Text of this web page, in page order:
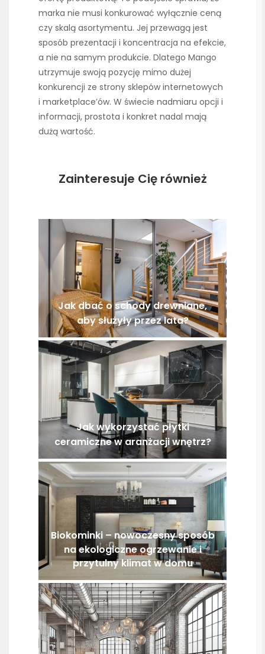
marka nie musi konkurować wyłącznie ceną
czy skalą asortymentu. Jej przewagą jest
sposób prezentacji i koncentracja na efekcie,
a nie na samym produkcie. Dlatego Mango
utrzymuje swoją pozycję mimo dużej
konkurencji ze strony sklepów internetowych
i marketplace’ów. W świecie nadmiaru opcji i
informacji, prostota i konkret nadal mają
dużą wartość.
Zainteresuje Cię również
Jak dbać o schody drewniane,
aby służyły przez lata?
Jak wykorzystać płytki
ceramiczne w aranżacji wnętrz?
Biokominki – nowoczesny sposób
na ekologiczne ogrzewanie i
przytulny klimat w domu